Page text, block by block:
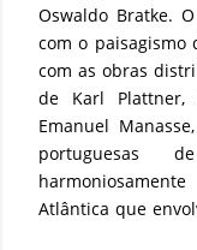
Oswaldo Bratke.
com o paisagismo
com as obras
de Karl Plattner,
Emanuel
portuguesas
Atlântica que